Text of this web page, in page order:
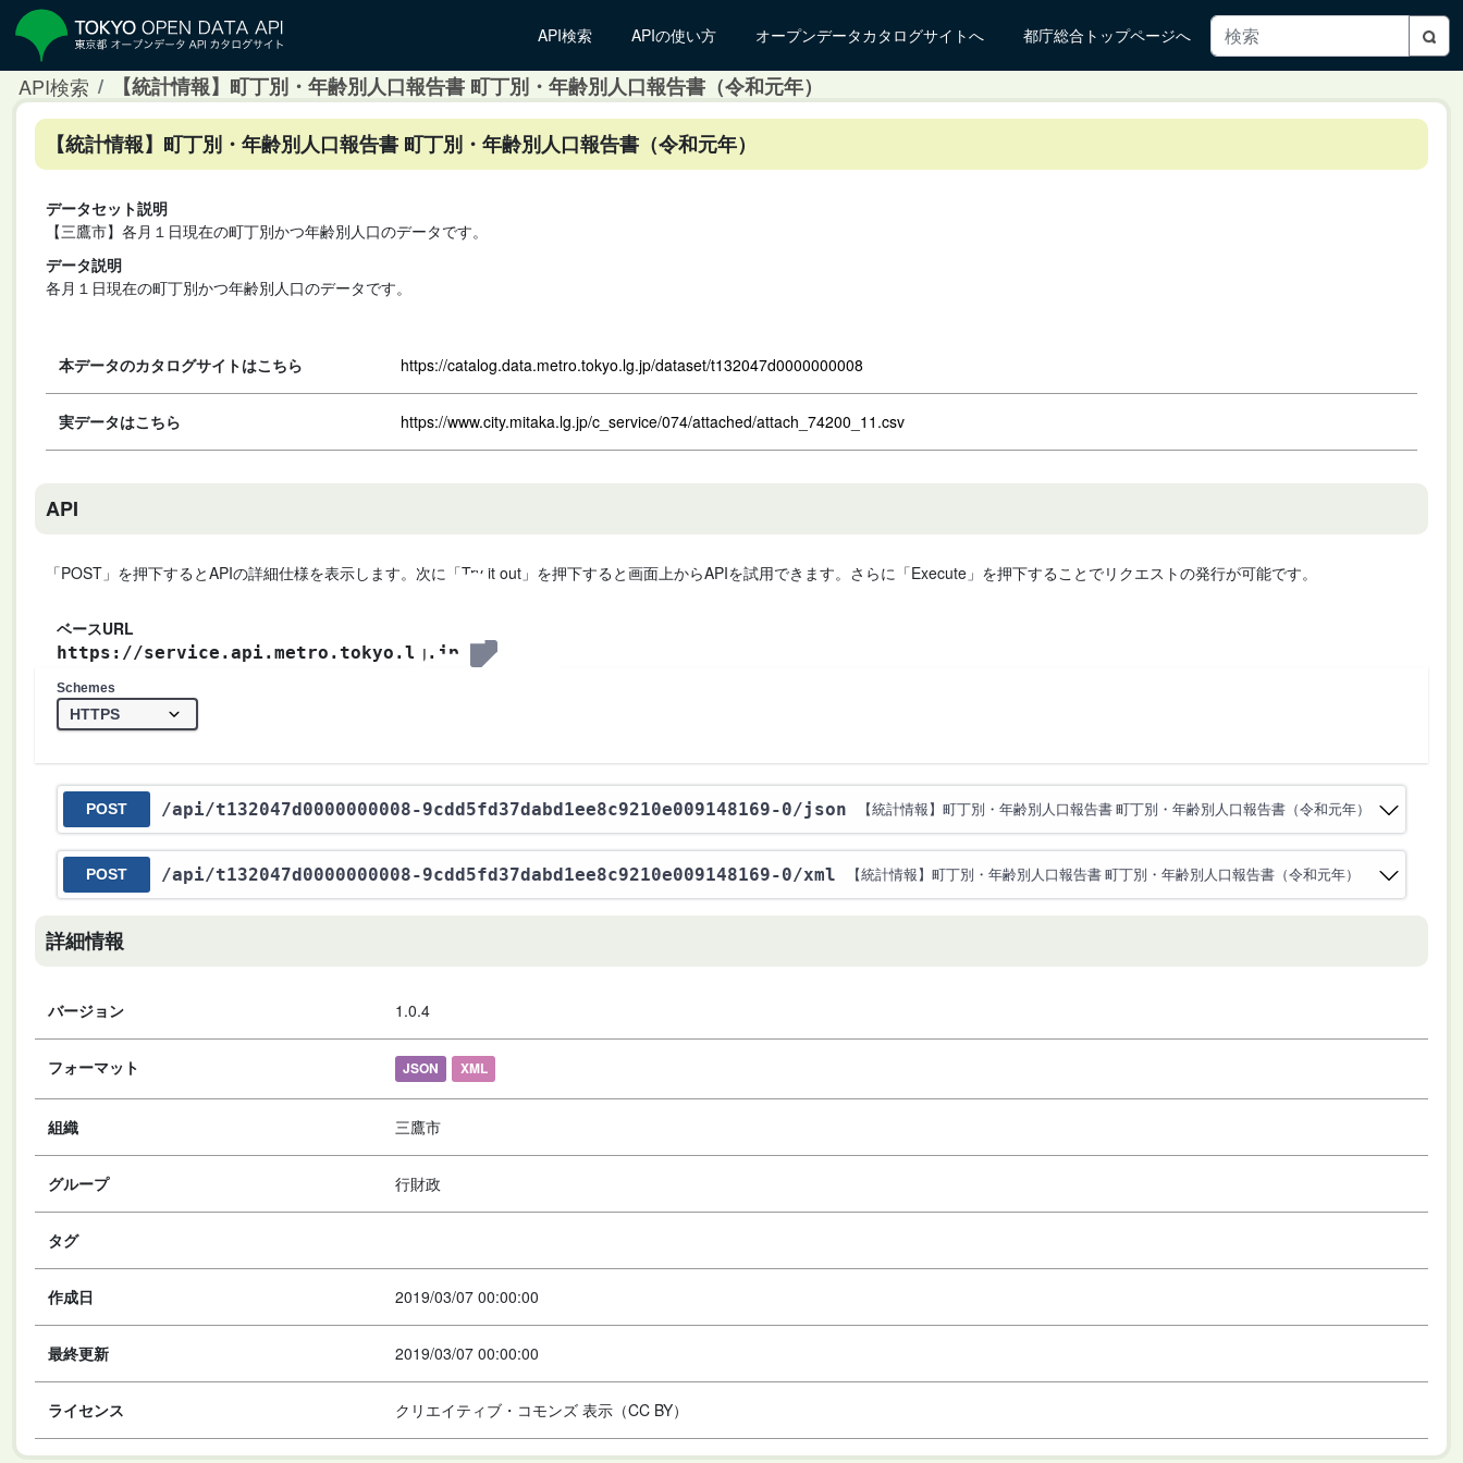
API検索 APIの使い方 オープンデータカタログサイトへ 都庁総合トップページへ
API検索 【統計情報】町丁別・年齢別人口報告書 町丁別・年齢別人口報告書（令和元年）
【統計情報】町丁別・年齢別人口報告書 町丁別・年齢別人口報告書（令和元年）
データセット説明
【三鷹市】各月１日現在の町丁別かつ年齢別人口のデータです。
データ説明
各月１日現在の町丁別かつ年齢別人口のデータです。
本データのカタログサイトはこちら https://catalog.data.metro.tokyo.lg.jp/dataset/t132047d0000000008
実データはこちら https://www.city.mitaka.lg.jp/c_service/074/attached/attach_74200_11.csv
API
「POST」を押下するとAPIの詳細仕様を表示します。次に「Try it out」を押下すると画面上からAPIを試用できます。さらに「Execute」を押下することでリクエストの発行が可能です。
ベースURL
https://service.api.metro.tokyo.lg.jp
Schemes
POST /api/t132047d0000000008-9cdd5fd37dabd1ee8c9210e009148169-0/json 【統計情報】町丁別・年齢別人口報告書 町丁別・年齢別人口報告書（令和元年）
POST /api/t132047d0000000008-9cdd5fd37dabd1ee8c9210e009148169-0/xml 【統計情報】町丁別・年齢別人口報告書 町丁別・年齢別人口報告書（令和元年）
詳細情報
バージョン 1.0.4
フォーマット JSON XML
組織 三鷹市
グループ 行財政
タグ
作成日 2019/03/07 00:00:00
最終更新 2019/03/07 00:00:00
ライセンス クリエイティブ・コモンズ 表示（CC BY）